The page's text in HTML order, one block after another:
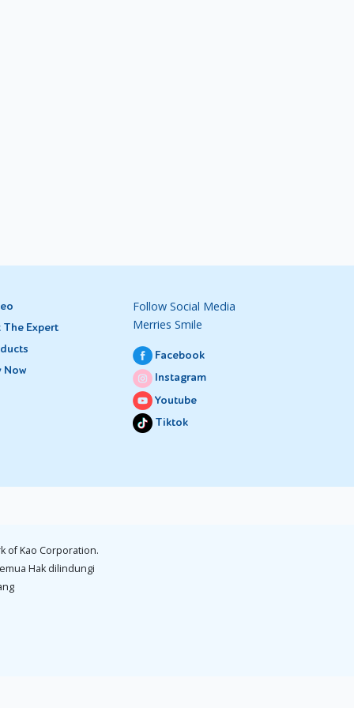
The Expert
Now
Follow Social Media
Merries Smile
Facebook
Instagram
Youtube
Tiktok
of Kao Corporation.
Hak dilindungi